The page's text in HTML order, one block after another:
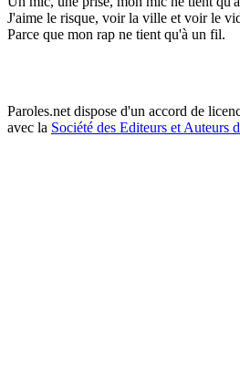
J'aime le risque, voir la ville et voir le
Parce que mon rap ne tient qu'à un fil.
Paroles.net dispose d'un accord de
avec la Société des Editeurs et Auteurs